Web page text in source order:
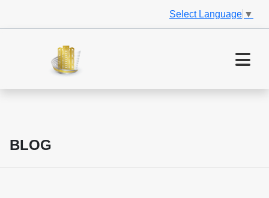
Select Language ▼
BLOG